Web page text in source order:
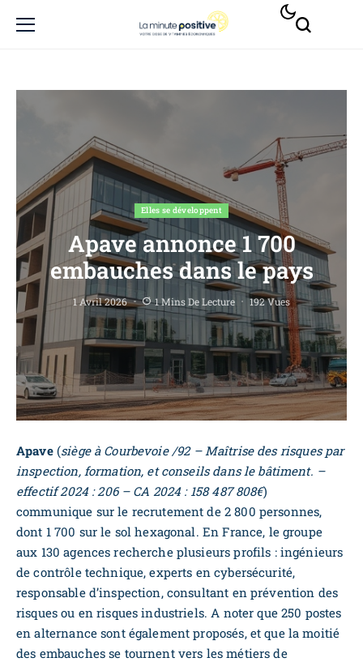
Elles se développent
Apave annonce 1 700
embauches dans le pays
1 Avril 2026 1 Mins De Lecture 192 Vues
Apave(siège à Courbevoie /92 – Maîtrise des risques par
inspection, formation, et conseils dans le bâtiment. –
effectif 2024 : 206 – CA 2024 : 158 487 808€)
communique sur le recrutement de 2 800 personnes,
dont 1 700 sur le sol hexagonal. En France, le groupe
aux 130 agences recherche plusieurs profils : ingénieurs
de contrôle technique, experts en cybersécurité,
responsable d’inspection, consultant en prévention des
risques ou en risques industriels. A noter que 250 postes
en alternance sont également proposés, et que la moitié
des embauches se tournent vers les métiers de